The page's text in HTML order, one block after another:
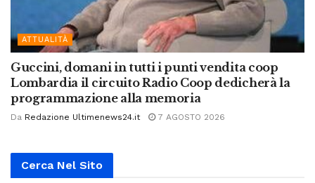
ATTUALITÀ
Guccini, domani in tutti i punti vendita coop
Lombardia il circuito Radio Coop dedicherà la
programmazione alla memoria
Da Redazione Ultimenews24.it 7 AGOSTO 2026
Cerca Nel Sito